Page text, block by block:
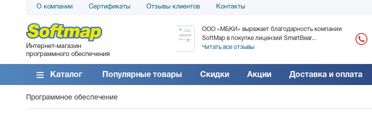
О компании Сертификаты Отзывы клиентов Контакты
Интернет-магазин
программного обеспечения
АО «АТС» благодарит компанию SoftMap за
поставку программного обеспечения SolarWinds
DameWare...
Читать все отзывы
ООО «МБКИ» выражает благодарность компании
SoftMap в покупке лицензий SmartBear...
Читать все отзывы
Каталог Популярные товары Скидки Акции Доставка и оплата
Программное обеспечение